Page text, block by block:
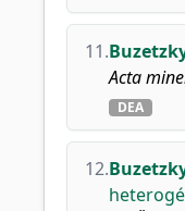
11.
Acta
DEA
12.